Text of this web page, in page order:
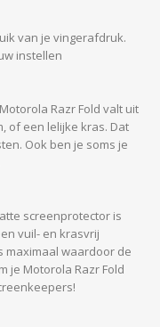
van je vingerafdruk.
instellen
Razr Fold valt uit
of een lelijke kras. Dat
Ook ben je soms je
screenprotector is
vuil- en krasvrij
maximaal waardoor de
je Motorola Razr Fold